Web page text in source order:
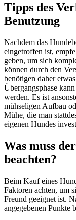
Tipps des
Benutzung
Nachdem das
eingetroffen ist,
geben, um sich
können durch den
benötigen daher
Übergangsphase
werden. Es ist
mühseligen Aufbau
Mühe, die man
eigenen Hundes
Was muss
beachten?
Beim Kauf eines
Faktoren achten, um
Freund geeignet ist.
angegebenen Punkte